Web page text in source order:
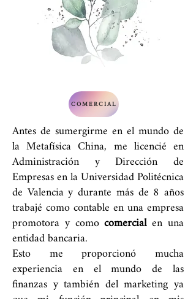
COMERCIAL
Antes de sumergirme en el mundo de
la Metafísica China, me licencié en
Administración y Dirección de
Empresas en la Universidad Politécnica
de Valencia y durante más de 8 años
trabajé como contable en una empresa
promotora y comocomercialen una
entidad bancaria.​
Esto me proporcionó mucha
experiencia en el mundo de las
finanzas y también del marketing ya